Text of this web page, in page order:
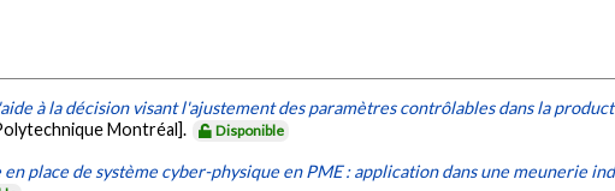
à la décision visant l'ajustement des paramètres contrôlables dans la
Montréal]. Disponible
place de système cyber-physique en PME : application dans une meunerie